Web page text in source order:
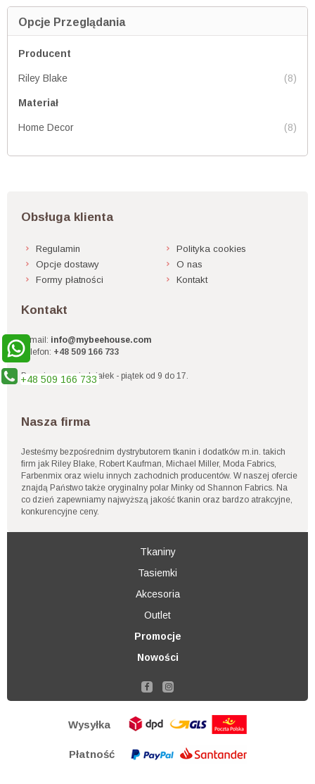
Opcje Przeglądania
Producent
Riley Blake (8)
Materiał
Home Decor (8)
Obsługa klienta
Regulamin
Opcje dostawy
Formy płatności
Polityka cookies
O nas
Kontakt
Kontakt
E-mail: info@mybeehouse.com
Telefon: +48 509 166 733
Pracujemy poniedziałek - piątek od 9 do 17.
Nasza firma
Jesteśmy bezpośrednim dystrybutorem tkanin i dodatków m.in. takich
firm jak Riley Blake, Robert Kaufman, Michael Miller, Moda Fabrics,
Farbenmix oraz wielu innych zachodnich producentów. W naszej ofercie
znajdą Państwo także oryginalny polar Minky od Shannon Fabrics. Na
co dzień zapewniamy najwyższą jakość tkanin oraz bardzo atrakcyjne,
konkurencyjne ceny.
+48 509 166 733
Tkaniny
Tasiemki
Akcesoria
Outlet
Promocje
Nowości
Wysyłka
Płatność